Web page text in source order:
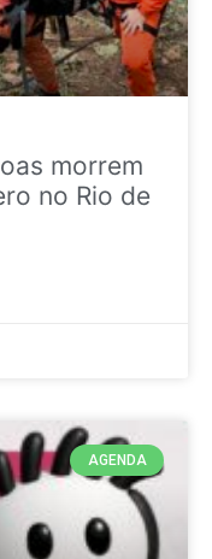
morrem
no Rio de
AGENDA